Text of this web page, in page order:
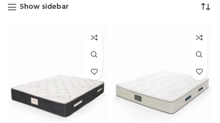
Show sidebar